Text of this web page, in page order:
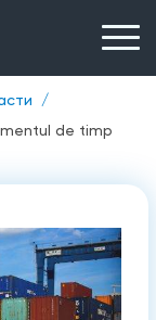
de timp